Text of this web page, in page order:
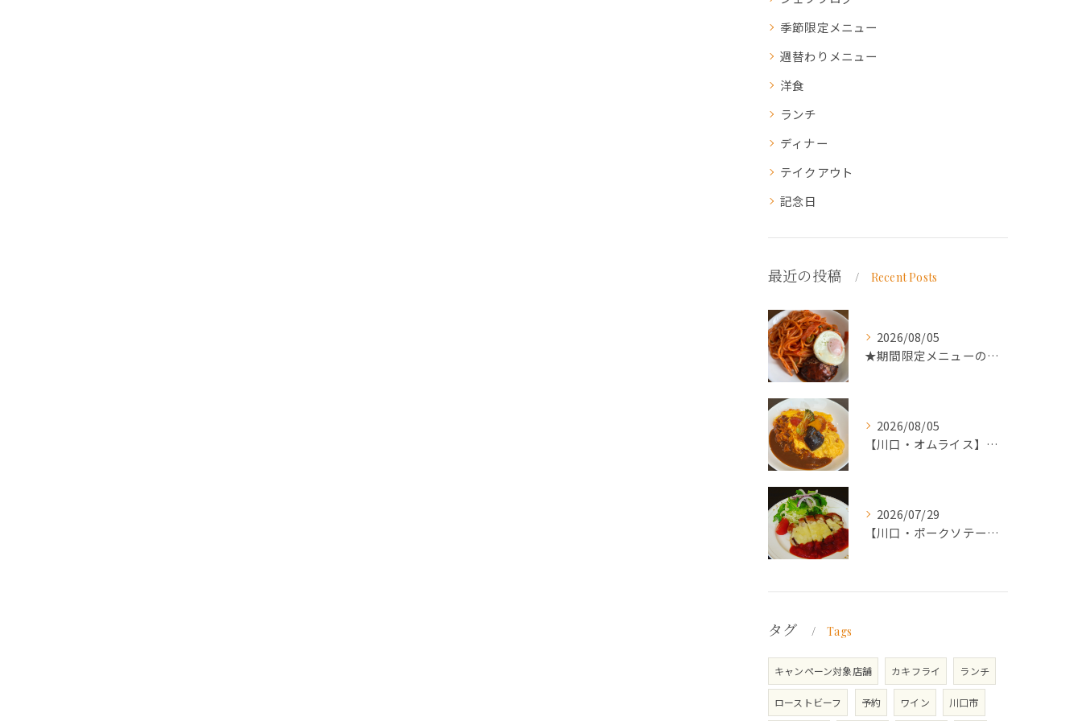
季節限定メニュー
週替わりメニュー
洋食
ランチ
ディナー
テイクアウト
記念日
最近の投稿 Recent Posts
2026/08/05
★期間限定メニューのご案内★
2026/08/05
【川口・オムライス】ランチ・ディナーにおススメの週替わりメニ...
2026/07/29
【川口・ポークソテー】ランチ・ディナーにおススメの週替わりメ...
タグ Tags
キャンペーン対象店舗 カキフライ ランチ
ローストビーフ 予約 ワイン 川口市